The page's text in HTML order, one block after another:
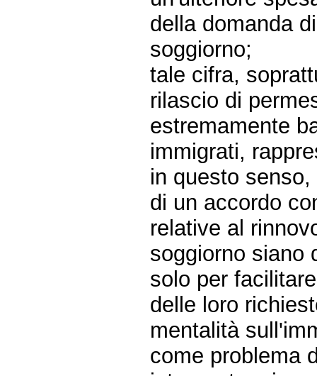
della domanda
soggiorno;
tale cifra,
rilascio di
estremamente
immigrati,
in questo
di un accordo
relative al
soggiorno siano
solo per
delle loro
mentalità
come problema